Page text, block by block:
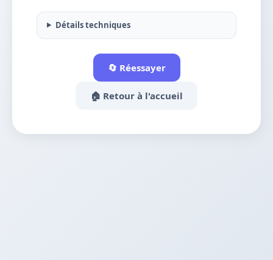
Détails techniques
🔄 Réessayer
🏠 Retour à l'accueil